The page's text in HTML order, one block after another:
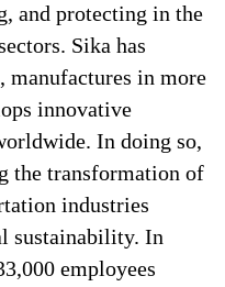
and protecting in the
Sika has
manufactures in more
innovative
In doing so,
the transformation of
industries
sustainability. In
employees